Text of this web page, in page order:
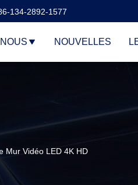
134-2892-1577
NOUVELLES
Mur Vidéo LED 4K HD